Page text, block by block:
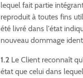
lequel fait partie
reproduit à toutes fins
été livré dans l'état
nouveau dommage
1.2 Le Client reconnaît
état que celui dans